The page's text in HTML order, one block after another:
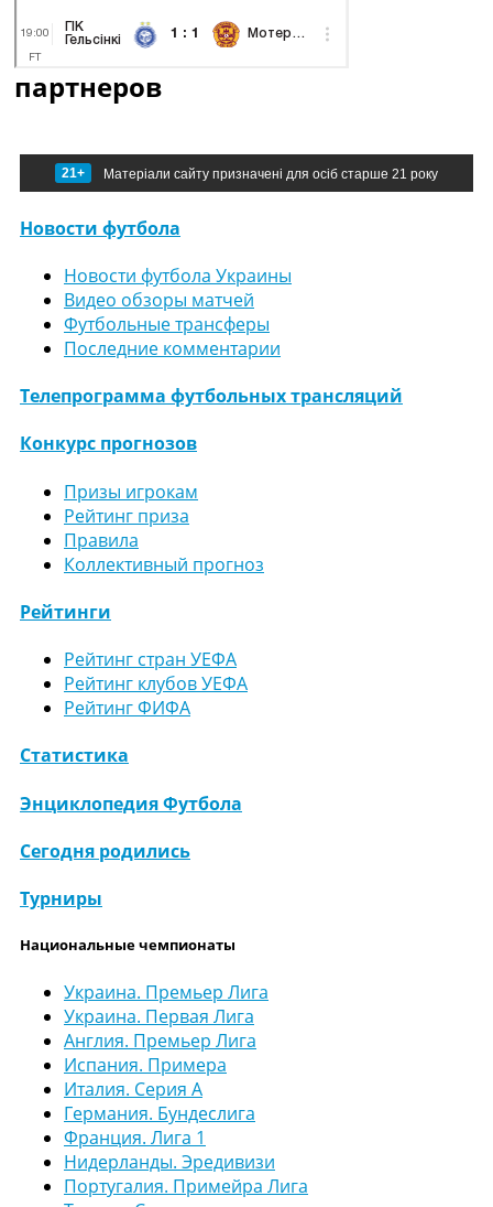
партнеров
21+ Матеріали сайту призначені для осіб старше 21 року
Новости футбола
Новости футбола Украины
Видео обзоры матчей
Футбольные трансферы
Последние комментарии
Телепрограмма футбольных трансляций
Конкурс прогнозов
Призы игрокам
Рейтинг приза
Правила
Коллективный прогноз
Рейтинги
Рейтинг стран УЕФА
Рейтинг клубов УЕФА
Рейтинг ФИФА
Статистика
Энциклопедия Футбола
Сегодня родились
Турниры
Национальные чемпионаты
Украина. Премьер Лига
Украина. Первая Лига
Англия. Премьер Лига
Испания. Примера
Италия. Серия А
Германия. Бундеслига
Франция. Лига 1
Нидерланды. Эредивизи
Португалия. Примейра Лига